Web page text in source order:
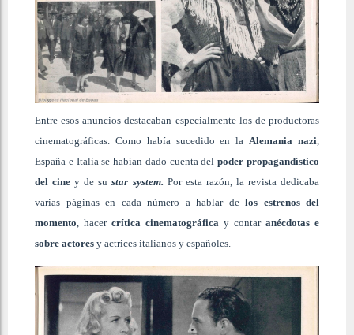
Entre esos anuncios destacaban especialmente los de productoras
cinematográficas. Como había sucedido en la Alemania nazi
España e Italia se habían dado cuenta delpoder propagandístico
del cine y de sustar system. Por esta razón, la revista dedicaba
varias páginas en cada número a hablar delos estrenos del
momento , hacer crítica cinematográfica y contar anécdotas e
sobre actores y actrices italianos y españoles.